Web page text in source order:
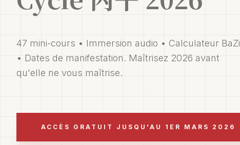
47 mini-cours • Immersion audio • Calculateur BaZi
• Dates de manifestation. Maîtrisez 2026 avant
qu'elle ne vous maîtrise.
ACCÈS GRATUIT JUSQU'AU 1ER MARS 2026